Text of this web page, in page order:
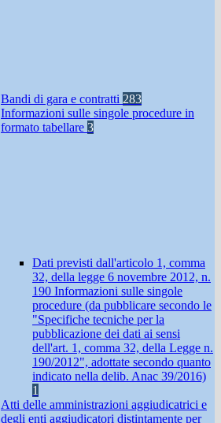
Bandi di gara e contratti 283
Informazioni sulle singole procedure in
formato tabellare 3
Dati previsti dall'articolo 1, comma
32, della legge 6 novembre 2012, n.
190 Informazioni sulle singole
procedure (da pubblicare secondo le
"Specifiche tecniche per la
pubblicazione dei dati ai sensi
dell'art. 1, comma 32, della Legge n.
190/2012", adottate secondo quanto
indicato nella delib. Anac 39/2016)
1
Atti delle amministrazioni aggiudicatrici e
degli enti aggiudicatori distintamente per